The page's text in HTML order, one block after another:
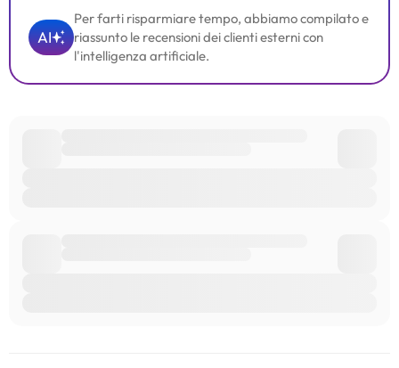
AI
Per farti risparmiare tempo, abbiamo compilato e
riassunto le recensioni dei clienti esterni con
l'intelligenza artificiale.